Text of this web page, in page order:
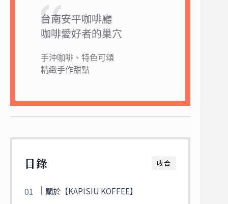
台南安平咖啡廳
咖啡愛好者的巢穴
手沖咖啡、特色可頌
精緻手作甜點
收合
目錄
關於【KAPISIU KOFFEE】